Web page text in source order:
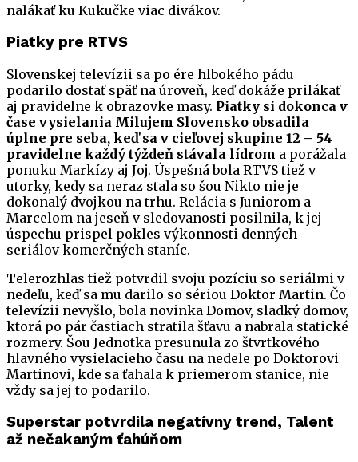
nalákať ku Kukučke viac divákov.
Piatky pre RTVS
Slovenskej televízii sa po ére hlbokého pádu
podarilo dostať späť na úroveň, keď dokáže prilákať
aj pravidelne k obrazovke masy. Piatky si dokonca v
čase vysielania Milujem Slovensko obsadila
úplne pre seba, keď sa v cieľovej skupine 12 – 54
pravidelne každý týždeň stávala lídrom a porážala
ponuku Markízy aj Joj. Úspešná bola RTVS tiež v
utorky, kedy sa neraz stala so šou Nikto nie je
dokonalý dvojkou na trhu. Relácia s Juniorom a
Marcelom na jeseň v sledovanosti posilnila, k jej
úspechu prispel pokles výkonnosti denných
seriálov komerčných staníc.
Telerozhlas tiež potvrdil svoju pozíciu so seriálmi v
nedeľu, keď sa mu darilo so sériou Doktor Martin. Čo
televízii nevyšlo, bola novinka Domov, sladký domov,
ktorá po pár častiach stratila šťavu a nabrala statické
rozmery. Šou Jednotka presunula zo štvrtkového
hlavného vysielacieho času na nedele po Doktorovi
Martinovi, kde sa ťahala k priemerom stanice, nie
vždy sa jej to podarilo.
Superstar potvrdila negatívny trend, Talent
až nečakaným ťahúňom